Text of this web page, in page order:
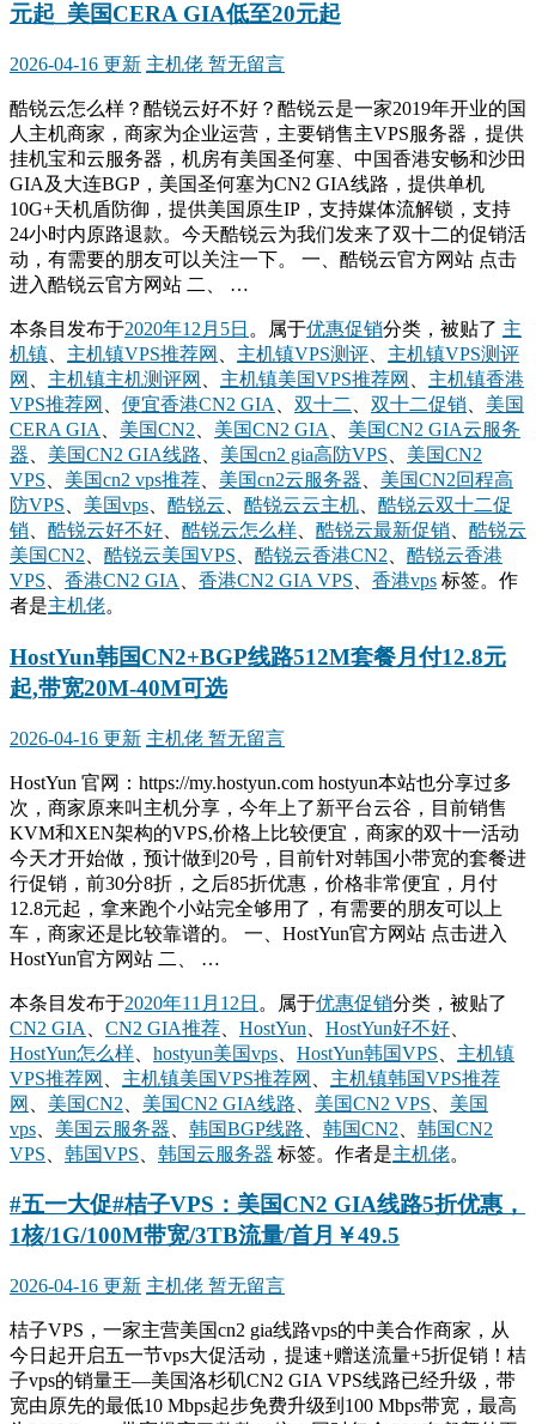
元起_美国CERA GIA低至20元起
2026-04-16 更新 主机佬 暂无留言
酷锐云怎么样？酷锐云好不好？酷锐云是一家2019年开业的国
人主机商家，商家为企业运营，主要销售主VPS服务器，提供
挂机宝和云服务器，机房有美国圣何塞、中国香港安畅和沙田
GIA及大连BGP，美国圣何塞为CN2 GIA线路，提供单机
10G+天机盾防御，提供美国原生IP，支持媒体流解锁，支持
24小时内原路退款。今天酷锐云为我们发来了双十二的促销活
动，有需要的朋友可以关注一下。 一、酷锐云官方网站 点击
进入酷锐云官方网站 二、 …
本条目发布于2020年12月5日 。属于优惠促销分类，被贴了 主
机镇
主机镇VPS推荐网 主机镇VPS测评
主机镇VPS测评
网
主机镇主机测评网 主机镇美国VPS推荐网
主机镇香港
VPS推荐网
便宜香港CN2 GIA 双十二 双十二促销
美国
CERA GIA
美国CN2 美国CN2 GIA
美国CN2 GIA云服务
器
美国CN2 GIA线路 美国cn2 gia高防VPS
美国CN2
VPS
美国cn2 vps推荐 美国cn2云服务器
美国CN2回程高
防VPS
美国vps 酷锐云 酷锐云云主机
酷锐云双十二促
销
酷锐云好不好 酷锐云怎么样 酷锐云最新促销
酷锐云
美国CN2
酷锐云美国VPS 酷锐云香港CN2
酷锐云香港
VPS
香港CN2 GIA 香港CN2 GIA VPS 香港vps 标签。 作
者是主机佬。
HostYun韩国CN2+BGP线路512M套餐月付12.8元
起,带宽20M-40M可选
2026-04-16 更新 主机佬 暂无留言
HostYun 官网：https://my.hostyun.com hostyun本站也分享过多
次，商家原来叫主机分享，今年上了新平台云谷，目前销售
KVM和XEN架构的VPS,价格上比较便宜，商家的双十一活动
今天才开始做，预计做到20号，目前针对韩国小带宽的套餐进
行促销，前30分8折，之后85折优惠，价格非常便宜，月付
12.8元起，拿来跑个小站完全够用了，有需要的朋友可以上
车，商家还是比较靠谱的。 一、HostYun官方网站 点击进入
HostYun官方网站 二、 …
本条目发布于2020年11月12日 。属于优惠促销分类，被贴了
CN2 GIA
CN2 GIA推荐 HostYun HostYun好不好
HostYun怎么样
hostyun美国vps HostYun韩国VPS
主机镇
VPS推荐网
主机镇美国VPS推荐网
主机镇韩国VPS推荐
网
美国CN2 美国CN2 GIA线路 美国CN2 VPS
美国
vps
美国云服务器 韩国BGP线路 韩国CN2
韩国CN2
VPS
韩国VPS 韩国云服务器 标签。 作者是主机佬。
#五一大促#桔子VPS：美国CN2 GIA线路5折优惠，
1核/1G/100M带宽/3TB流量/首月￥49.5
2026-04-16 更新 主机佬 暂无留言
桔子VPS，一家主营美国cn2 gia线路vps的中美合作商家，从
今日起开启五一节vps大促活动，提速+赠送流量+5折促销！桔
子vps的销量王—美国洛杉矶CN2 GIA VPS线路已经升级，带
宽由原先的最低10 Mbps起步免费升级到100 Mbps带宽，最高